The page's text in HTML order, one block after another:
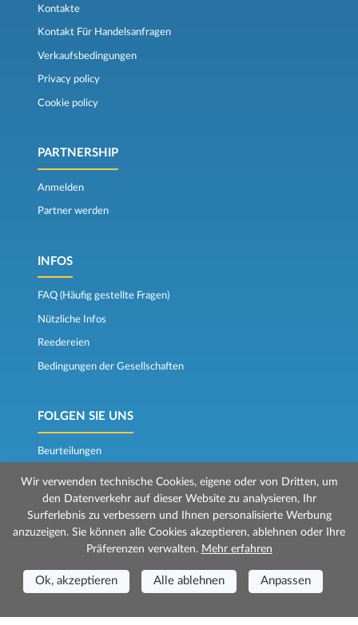
Kontakte
Kontakt Für Handelsanfragen
Verkaufsbedingungen
Privacy policy
Cookie policy
PARTNERSHIP
Anmelden
Partner werden
INFOS
FAQ (Häufig gestellte Fragen)
Nützliche Infos
Reedereien
Bedingungen der Gesellschaften
FOLGEN SIE UNS
Beurteilungen
Der Fährkompass
© 2026 Mr Ferry wird von Prenotazioni24 s.r.l. verwaltet
Betriebsstätte: Via Casa del Duca, 1 - 57037 Portoferraio (LI)
Wir verwenden technische Cookies, eigene oder von Dritten, um
den Datenverkehr auf dieser Website zu analysieren, Ihr
Surferlebnis zu verbessern und Ihnen personalisierte Werbung
anzuzeigen. Sie können alle Cookies akzeptieren, ablehnen oder Ihre
Präferenzen verwalten. Mehr erfahren
Ok, akzeptieren Alle ablehnen Anpassen